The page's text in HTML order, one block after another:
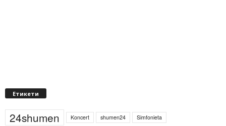
Етикети
24shumen Koncert shumen24
Simfonieta